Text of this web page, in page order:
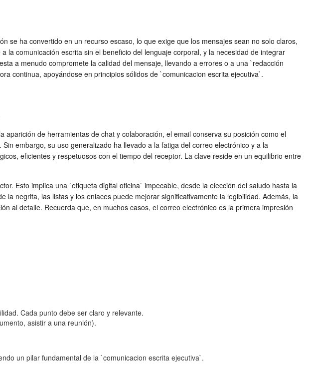
se ha convertido en un recurso escaso, lo que exige que los mensajes sean no solo claros,
comunicación escrita sin el beneficio del lenguaje corporal, y la necesidad de integrar
a menudo compromete la calidad del mensaje, llevando a errores o a una `redacción
continua, apoyándose en principios sólidos de `comunicacion escrita ejecutiva`.
de herramientas de chat y colaboración, el email conserva su posición como el
embargo, su uso generalizado ha llevado a la fatiga del correo electrónico y a la
eficientes y respetuosos con el tiempo del receptor. La clave reside en un equilibrio entre
Esto implica una `etiqueta digital oficina` impecable, desde la elección del saludo hasta la
negrita, las listas y los enlaces puede mejorar significativamente la legibilidad. Además, la
al detalle. Recuerda que, en muchos casos, el correo electrónico es la primera impresión
Cada punto debe ser claro y relevante.
asistir a una reunión).
un pilar fundamental de la `comunicacion escrita ejecutiva`.